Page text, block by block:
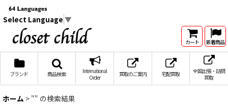
Select Language ▼
カート 新着商品
ブランド 商品検索
International
Order
買取のご案内 宅配買取
全国出張・訪問
買取
ホーム > "" の検索結果